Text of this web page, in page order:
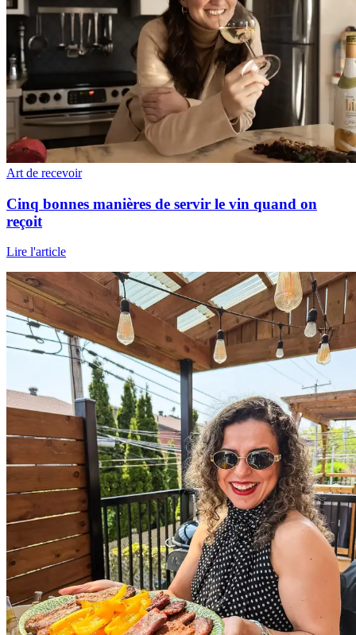
Art de recevoir
Cinq bonnes manières de servir le vin quand on
reçoit
Lire l'article